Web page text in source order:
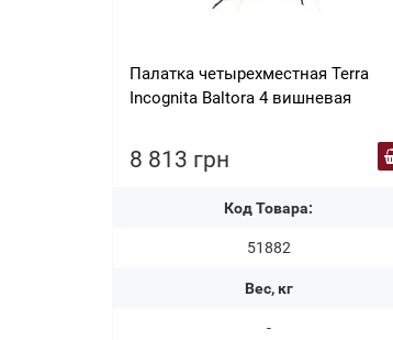
Палатка четырехместная Terra
Incognita Baltora 4 вишневая
8 813 грн
Код Товара:
51882
Вес, кг
-